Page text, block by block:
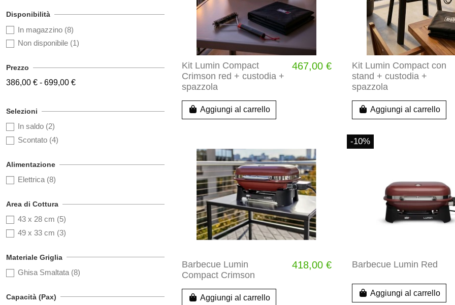
Kit Lumin Compact
Crimson red + custodia +
spazzola
467,00 €
Aggiungi al carrello
Kit Lumin Compact con
stand + custodia +
spazzola
Aggiungi al carrello
Barbecue Lumin
Compact Crimson
418,00 €
Aggiungi al carrello
-10%
Barbecue Lumin Red
Aggiungi al carrello
Disponibilità
In magazzino (8)
Non disponibile (1)
Prezzo
386,00 € - 699,00 €
Selezioni
In saldo (2)
Scontato (4)
Alimentazione
Elettrica (8)
Area di Cottura
43 x 28 cm (5)
49 x 33 cm (3)
Materiale Griglia
Ghisa Smaltata (8)
Capacità (Pax)